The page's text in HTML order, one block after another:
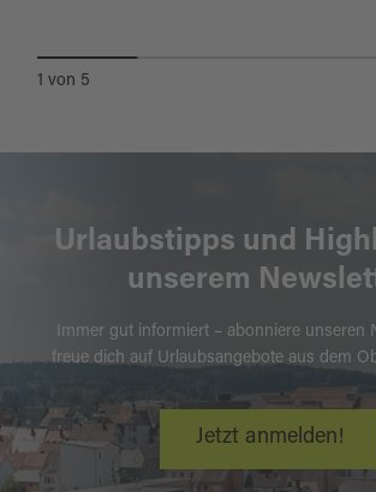
1 von 5
Urlaubstipps und
unserem
Immer gut informiert – abonniere unseren
freue dich auf Urlaubsangebote aus dem
Jetzt anmelden!